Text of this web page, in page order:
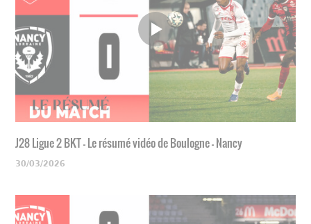
J28 Ligue 2 BKT - Le résumé vidéo de Boulogne - Nancy
30/03/2026